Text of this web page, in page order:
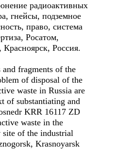
радиоактивных
гнейсы, подземное
право, система
Росатом,
Россия.
fragments of the
of disposal of the
waste in Russia are
of substantiating and
KRR 16117 ZD
waste in the
site of the industrial
Krasnoyarsk